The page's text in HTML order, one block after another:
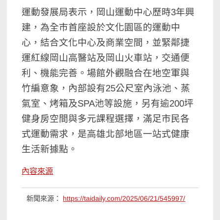
運動發展局表示，岡山運動中心歷時3年興
建，為全市首座設於文化園區的運動中
心，結合文化中心及商業空間，並緊鄰捷
運紅線岡山高醫站及岡山火車站，交通便
利、機能完善。場館外觀融合在地空軍與
竹編意象，內部設有25公尺室內泳池、蒸
氣室、烤箱及SPA池等設施，另有逾200坪
健身房空間與多元課程選擇，滿足市民各
式運動需求，是高雄北部地區一站式健康
生活新據點。
內容來源
新聞來源： https://taidaily.com/2025/06/21/545997/